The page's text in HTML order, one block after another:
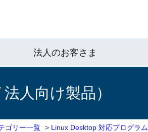
法人のお客さま
人向け製品）
ゴリー一覧 > Linux Desktop 対応プログラム